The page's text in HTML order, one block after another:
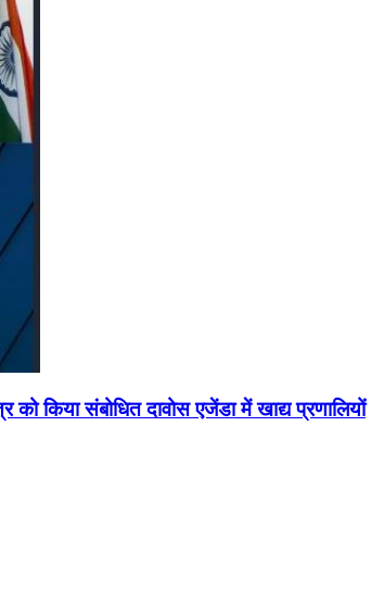
किया संबोधित दावोस एजेंडा में खाद्य प्रणालियों